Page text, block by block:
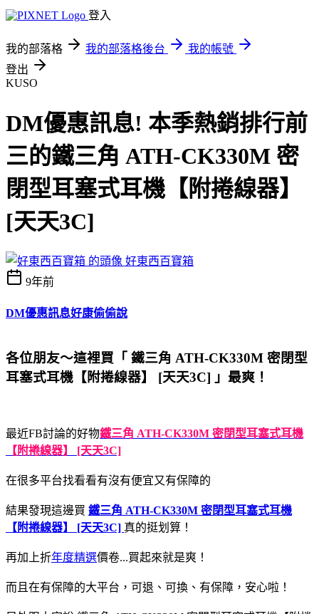
登入
我的部落格 我的部落格後台
我的帳號
登出
KUSO
DM優惠訊息! 本季熱銷排行前
三的鐵三角 ATH-CK330M 密
閉型耳塞式耳機【附捲線器】
[天天3C]
好東西百寶箱
9年前
DM優惠訊息好康偷偷說
各位朋友～這裡買「 鐵三角 ATH-CK330M 密閉型
耳塞式耳機【附捲線器】 [天天3C] 」最爽！
最近FB討論的好物鐵三角 ATH-CK330M 密閉型耳塞式耳機
【附捲線器】 [天天3C]
在很多平台找看看有沒有便宜又有保障的
結果發現這邊買 鐵三角 ATH-CK330M 密閉型耳塞式耳機
【附捲線器】 [天天3C] 真的挺划算！
再加上折年度精選價卷...買起來就是爽！
而且在有保障的大平台，可退、可換、有保障，安心啦！